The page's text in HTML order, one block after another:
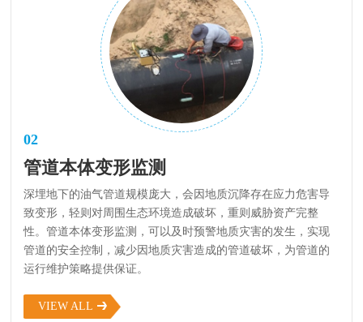
02
管道本体变形监测
深埋地下的油气管道规模庞大，会因地质沉降存在应力危害导
致变形，轻则对周围生态环境造成破坏，重则威胁资产完整
性。管道本体变形监测，可以及时预警地质灾害的发生，实现
管道的安全控制，减少因地质灾害造成的管道破坏，为管道的
运行维护策略提供保证。
VIEW ALL